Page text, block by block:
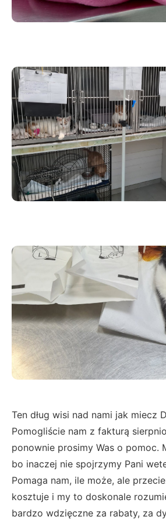
Ten dług wisi nad nami jak miecz
Pomogliście nam z fakturą
ponownie prosimy Was o pomoc.
bo inaczej nie spojrzymy Pani
Pomaga nam, ile może, ale
kosztuje i my to doskonale
bardzo wdzięczne za rabaty, za